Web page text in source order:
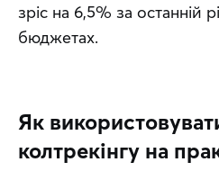
зріс на 6,5% за останній
бюджетах.
Як
колтрекінгу на